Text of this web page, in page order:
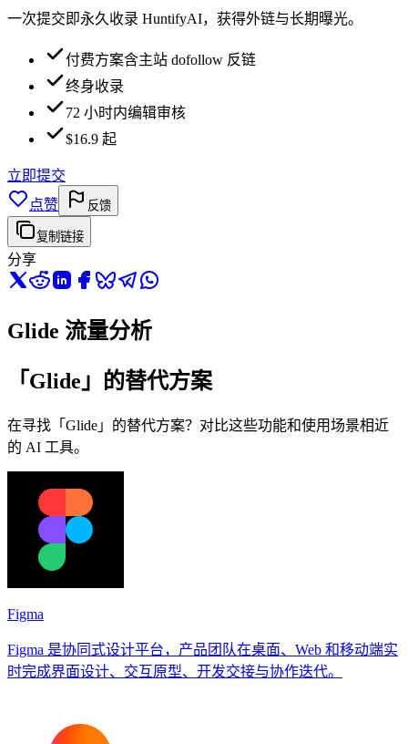
一次提交即永久收录 HuntifyAI，获得外链与长期曝光。
付费方案含主站 dofollow 反链
终身收录
72 小时内编辑审核
$16.9 起
立即提交
点赞
反馈
复制链接
分享
Glide 流量分析
「Glide」的替代方案
在寻找「Glide」的替代方案？对比这些功能和使用场景相近
的 AI 工具。
Figma
Figma 是协同式设计平台，产品团队在桌面、Web 和移动端实
时完成界面设计、交互原型、开发交接与协作迭代。